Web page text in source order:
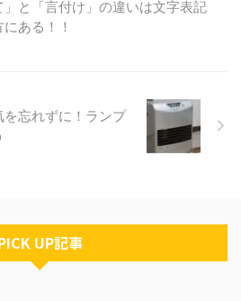
い
茶
手
が
」と「言付け」の違いは文字表記
ある！！
忘れずに！ランプ
UP記事